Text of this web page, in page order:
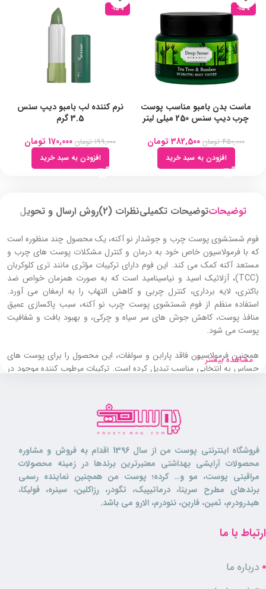
-15%
ماست بدن بامبو مناسب پوست
چرب دیپ سنس 250 میلی لیتر
450,000 تومان 382,500 تومان
افزودن به سبد خرید
-15%
نرم کننده لب بامبو دیپ سنس
3.5 گرم
199,000 تومان 170,000 تومان
افزودن به سبد خرید
توضیحاتتوضیحات تکمیلینظرات (2) روش ارسال و تحویل
فوم شستشوی پوست چرب و جوشدار نو آکنه، یک محصول چند منظوره است
که با فرمولاسیون خاص خود به درمان و کنترل مشکلات پوست‌ های چرب و
مستعد آکنه کمک می کند. این فوم دارای ترکیبات مؤثری مانند تری کلوکربان
(TCC)، آزلائیک اسید و نیاسینامید است که به صورت همزمان خواص ضد
باکتری، لایه ‌برداری، کنترل چربی و کاهش التهاب را به ارمغان می آورد.
استفاده منظم از فوم شستشوی پوست چرب نو آکنه، سبب پاکسازی عمیق
منافذ پوست، کاهش جوش ‌های سر سیاه و چرکی، و بهبود بافت و شفافیت
پوست می شود.
همچنین فرمولاسیون فاقد پارابن و سولفات، این محصول را برای پوست‌ های
حساس به انتخابی مناسب تبدیل کرده است. ترکیبات مرطوب‌ کننده موجود در
تعادل چربی طبیعی پوست کمک می کند و مانع از ایجاد جوش ‌های جدید می
فوم شستشوی پوست چرب نو آکنه برای چه
کسانی مناسب است؟
این فوم برای افراد دارای پوست چرب و مستعد جوش که به دنبال محصولی
تخصصی برای کنترل چربی و درمان آکنه هستند بسیار مناسب است. همچنین
بدن رو به رو هستند یا ورزشکارانی که به دلیل تعریق زیاد دچار جوش ‌های
ویژگی‌ های محصول
مشاهده بیشتر
فروشگاه اینترنتی پوست من از سال 1396 اقدام به فروش و مشاوره
محصولات آرایشی بهداشتی معتبرترین برندها در زمینه محصولات
مراقبتی پوست، مو و… کرده؛ پوست من همچنین نماینده رسمی
برندهای مطرح سریتا، درماتیپیک، تگودر، رزاکلین، سینره، فولیکا،
هیدرودرم، ثمین، فاربن، نئودرم، الارو می باشد.
ارتباط با ما
درباره ما